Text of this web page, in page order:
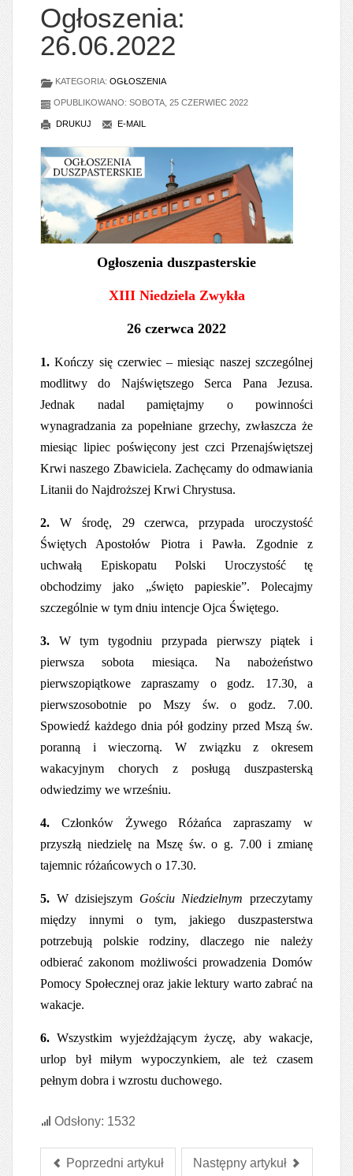
Ogłoszenia:
26.06.2022
KATEGORIA: OGŁOSZENIA
OPUBLIKOWANO: SOBOTA, 25 CZERWIEC 2022
DRUKUJ E-MAIL
Ogłoszenia duszpasterskie
XIII Niedziela Zwykła
26 czerwca 2022
1. Kończy się czerwiec – miesiąc naszej szczególnej
modlitwy do Najświętszego Serca Pana Jezusa.
Jednak nadal pamiętajmy o powinności
wynagradzania za popełniane grzechy, zwłaszcza że
miesiąc lipiec poświęcony jest czci Przenajświętszej
Krwi naszego Zbawiciela. Zachęcamy do odmawiania
Litanii do Najdroższej Krwi Chrystusa.
2.
W środę, 29 czerwca, przypada uroczystość
Świętych Apostołów Piotra i Pawła. Zgodnie z
uchwałą Episkopatu Polski Uroczystość tę
obchodzimy jako „święto papieskie”. Polecajmy
szczególnie w tym dniu intencje Ojca Świętego.
3.
W tym tygodniu przypada pierwszy piątek i
pierwsza sobota miesiąca. Na nabożeństwo
pierwszopiątkowe zapraszamy o godz. 17.30, a
pierwszosobotnie po Mszy św. o godz. 7.00.
Spowiedź każdego dnia pół godziny przed Mszą św.
poranną i wieczorną. W związku z okresem
wakacyjnym chorych z posługą duszpasterską
odwiedzimy we wrześniu.
4.
Członków Żywego Różańca zapraszamy w
przyszłą niedzielę na Mszę św. o g. 7.00 i zmianę
tajemnic różańcowych o 17.30.
5. W dzisiejszym Gościu Niedzielnym przeczytamy
między innymi o tym, jakiego duszpasterstwa
potrzebują polskie rodziny, dlaczego nie należy
odbierać zakonom możliwości prowadzenia Domów
Pomocy Społecznej oraz jakie lektury warto zabrać na
wakacje.
6. Wszystkim wyjeżdżającym życzę, aby wakacje,
urlop był miłym wypoczynkiem, ale też czasem
pełnym dobra i wzrostu duchowego.
Odsłony: 1532
Poprzedni artykuł Następny artykuł